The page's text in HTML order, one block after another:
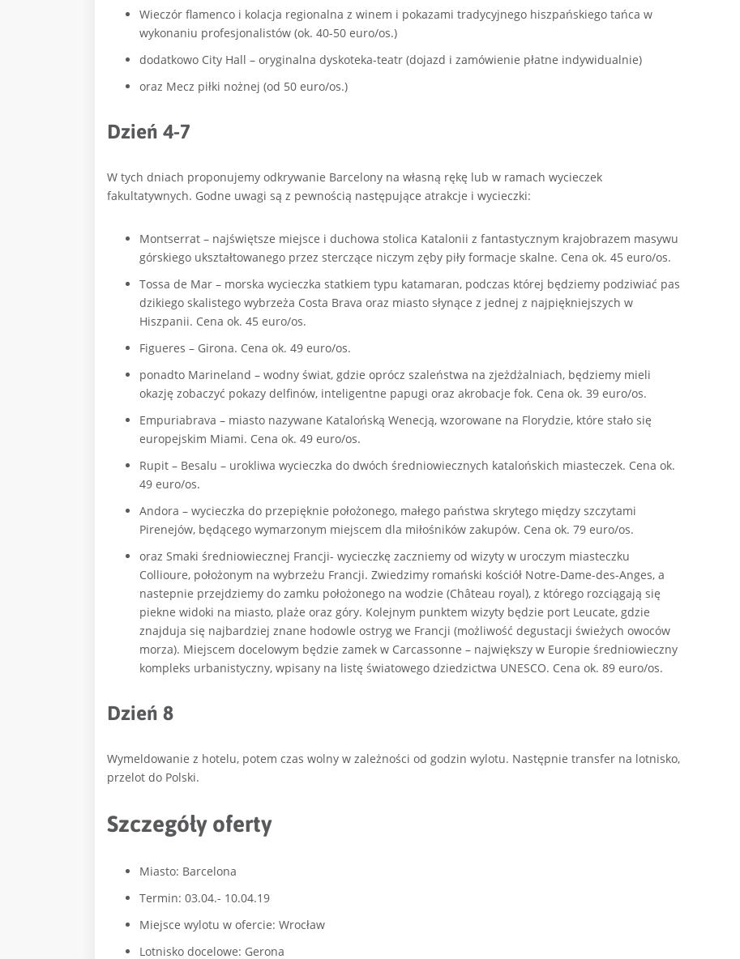
Wieczór flamenco i kolacja regionalna z winem i pokazami tradycyjnego hiszpańskiego tańca w
wykonaniu profesjonalistów (ok. 40-50 euro/os.)
dodatkowo City Hall – oryginalna dyskoteka-teatr (dojazd i zamówienie płatne indywidualnie)
oraz Mecz piłki nożnej (od 50 euro/os.)
Dzień 4-7
W tych dniach proponujemy odkrywanie Barcelony na własną rękę lub w ramach wycieczek
fakultatywnych. Godne uwagi są z pewnością następujące atrakcje i wycieczki:
Montserrat – najświętsze miejsce i duchowa stolica Katalonii z fantastycznym krajobrazem masywu
górskiego ukształtowanego przez sterczące niczym zęby piły formacje skalne. Cena ok. 45 euro/os.
Tossa de Mar – morska wycieczka statkiem typu katamaran, podczas której będziemy podziwiać pas
dzikiego skalistego wybrzeża Costa Brava oraz miasto słynące z jednej z najpiękniejszych w
Hiszpanii. Cena ok. 45 euro/os.
Figueres – Girona. Cena ok. 49 euro/os.
ponadto Marineland – wodny świat, gdzie oprócz szaleństwa na zjeżdżalniach, będziemy mieli
okazję zobaczyć pokazy delfinów, inteligentne papugi oraz akrobacje fok. Cena ok. 39 euro/os.
Empuriabrava – miasto nazywane Katalońską Wenecją, wzorowane na Florydzie, które stało się
europejskim Miami. Cena ok. 49 euro/os.
Rupit – Besalu – urokliwa wycieczka do dwóch średniowiecznych katalońskich miasteczek. Cena ok.
49 euro/os.
Andora – wycieczka do przepięknie położonego, małego państwa skrytego między szczytami
Pirenejów, będącego wymarzonym miejscem dla miłośników zakupów. Cena ok. 79 euro/os.
oraz Smaki średniowiecznej Francji- wycieczkę zaczniemy od wizyty w uroczym miasteczku
Collioure, położonym na wybrzeżu Francji. Zwiedzimy romański kościół Notre-Dame-des-Anges, a
nastepnie przejdziemy do zamku położonego na wodzie (Château royal), z którego rozciągają się
piekne widoki na miasto, plaże oraz góry. Kolejnym punktem wizyty będzie port Leucate, gdzie
znajduja się najbardziej znane hodowle ostryg we Francji (możliwość degustacji świeżych owoców
morza). Miejscem docelowym będzie zamek w Carcassonne – największy w Europie średniowieczny
kompleks urbanistyczny, wpisany na listę światowego dziedzictwa UNESCO. Cena ok. 89 euro/os.
Dzień 8
Wymeldowanie z hotelu, potem czas wolny w zależności od godzin wylotu. Następnie transfer na lotnisko,
przelot do Polski.
Szczegóły oferty
Miasto: Barcelona
Termin: 03.04.- 10.04.19
Miejsce wylotu w ofercie: Wrocław
Lotnisko docelowe: Gerona